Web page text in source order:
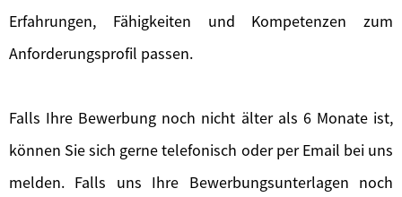
Erfahrungen, Fähigkeiten und Kompetenzen zum
Anforderungsprofil passen.
Falls Ihre Bewerbung noch nicht älter als 6 Monate ist,
können Sie sich gerne telefonisch oder per Email bei uns
melden. Falls uns Ihre Bewerbungsunterlagen noch